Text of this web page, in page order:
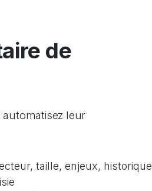
de
leur
taille, enjeux, historique